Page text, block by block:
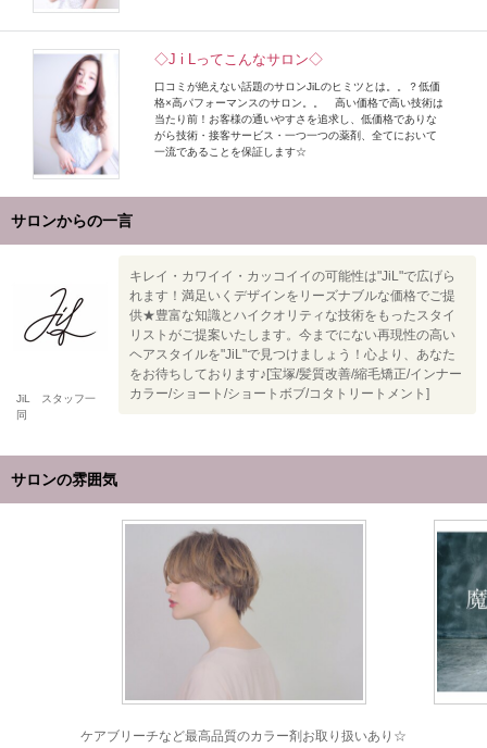
◇J i Lってこんなサロン◇
口コミが絶えない話題のサロンJiLのヒミツとは。。？低価
格×高パフォーマンスのサロン。。 高い価格で高い技術は
当たり前！お客様の通いやすさを追求し、低価格でありな
がら技術・接客サービス・一つ一つの薬剤、全てにおいて
一流であることを保証します☆
サロンからの一言
JiL スタッフ一
同
キレイ・カワイイ・カッコイイの可能性は"JiL"で広げら
れます！満足いくデザインをリーズナブルな価格でご提
供★豊富な知識とハイクオリティな技術をもったスタイ
リストがご提案いたします。今までにない再現性の高い
ヘアスタイルを"JiL"で見つけましょう！心より、あなた
をお待ちしております♪[宝塚/髪質改善/縮毛矯正/インナー
カラー/ショート/ショートボブ/コタトリートメント]
サロンの雰囲気
ケアブリーチなど最高品質のカラー剤お取り扱いあり☆